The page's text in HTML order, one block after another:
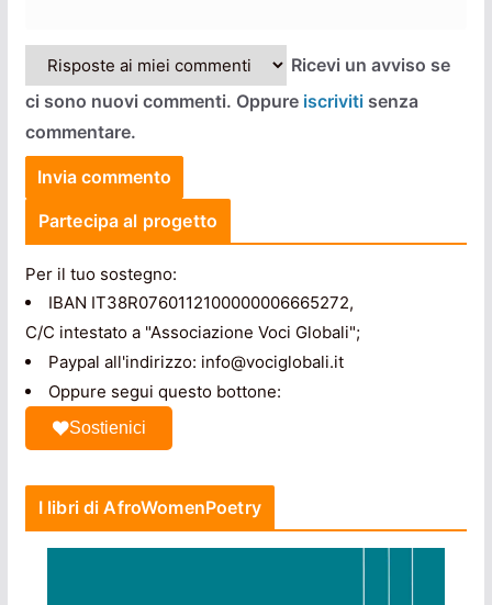
Ricevi un avviso se
ci sono nuovi commenti. Oppure iscrivitisenza
commentare.
Partecipa al progetto
Per il tuo sostegno:
IBAN IT38R0760112100000006665272,
C/C intestato a "Associazione Voci Globali";
Paypal all'indirizzo: info@vociglobali.it
Oppure segui questo bottone:
Sostienici
I libri di AfroWomenPoetry